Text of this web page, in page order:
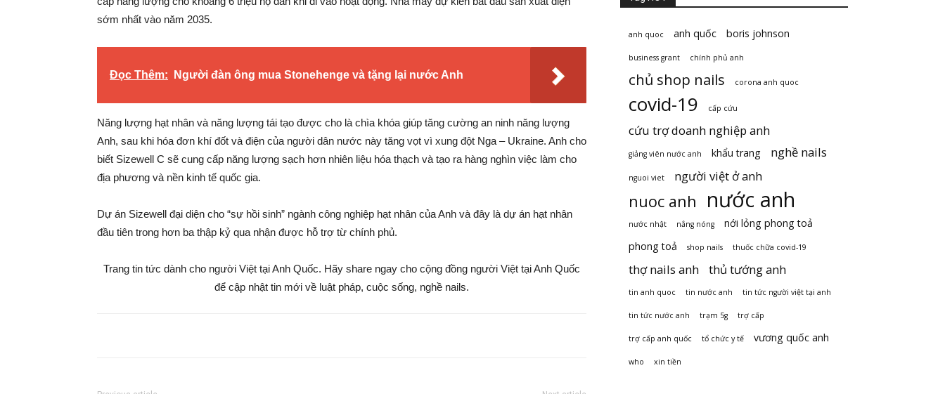
sớm nhất vào năm 2035.
Đọc Thêm: Người đàn ông mua Stonehenge và tặng lại nước Anh
Năng lượng hạt nhân và năng lượng tái tạo được cho là chìa khóa giúp tăng cường an ninh năng lượng
Anh, sau khi hóa đơn khí đốt và điện của người dân nước này tăng vọt vì xung đột Nga – Ukraine. Anh cho
biết Sizewell C sẽ cung cấp năng lượng sạch hơn nhiên liệu hóa thạch và tạo ra hàng nghìn việc làm cho
địa phương và nền kinh tế quốc gia.
Dự án Sizewell đại diện cho “sự hồi sinh” ngành công nghiệp hạt nhân của Anh và đây là dự án hạt nhân
đầu tiên trong hơn ba thập kỷ qua nhận được hỗ trợ từ chính phủ.
Trang tin tức dành cho người Việt tại Anh Quốc. Hãy share ngay cho cộng đồng người Việt tại Anh Quốc
để cập nhật tin mới về luật pháp, cuộc sống, nghề nails.
anh quoc anh quốc boris johnson
business grant chính phủ anh
chủ shop nails corona anh quoc
covid-19 cấp cứu
cứu trợ doanh nghiệp anh
giảng viên nước anh khẩu trang nghề nails
nguoi viet người việt ở anh
nuoc anh nước anh
nước nhật nắng nóng
nới lỏng phong toả
phong toả
shop nails thuốc chữa covid-19
thợ nails anh thủ tướng anh
tin anh quoc tin nước anh tin tức người việt tại anh
tin tức nước anh trạm 5g trợ cấp
trợ cấp anh quốc tổ chức y tế vương quốc anh
who xin tiền